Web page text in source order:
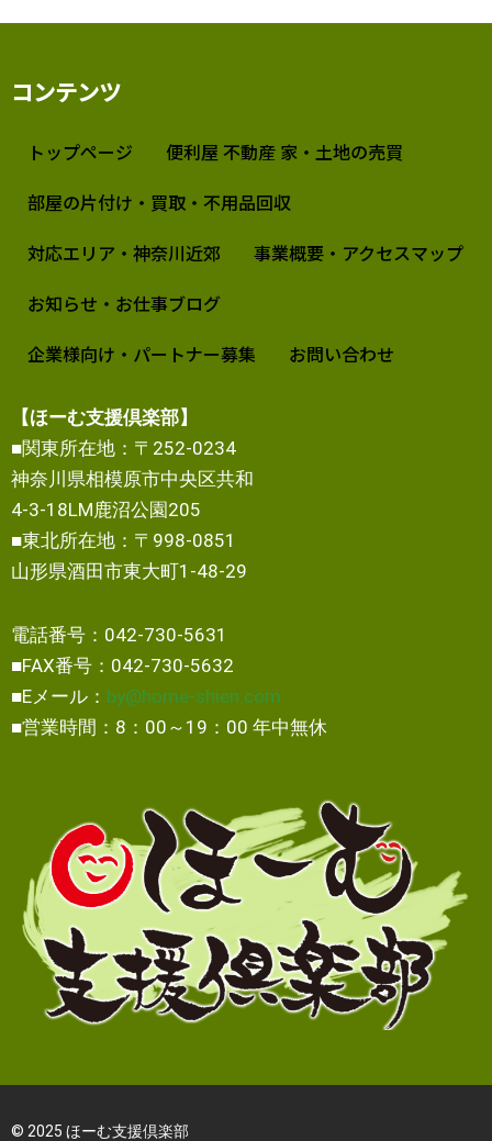
コンテンツ
トップページ
便利屋 不動産 家・土地の売買
部屋の片付け・買取・不用品回収
対応エリア・神奈川近郊
事業概要・アクセスマップ
お知らせ・お仕事ブログ
企業様向け・パートナー募集
お問い合わせ
【ほーむ支援倶楽部】
■関東所在地：〒252-0234
神奈川県相模原市中央区共和
4-3-18LM鹿沼公園205
■東北所在地：〒998-0851
山形県酒田市東大町1-48-29
電話番号：042-730-5631
■FAX番号：042-730-5632
■Eメール： by@home-shien.com
■営業時間：8：00～19：00 年中無休
© 2025 ほーむ支援倶楽部